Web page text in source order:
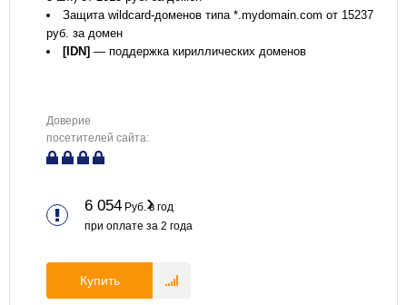
Защита wildcard-доменов типа *.mydomain.com от 15237
руб. за домен
[IDN] — поддержка кириллических доменов
Доверие
посетителей сайта:
6 054 Руб. в год
при оплате за 2 года
Купить